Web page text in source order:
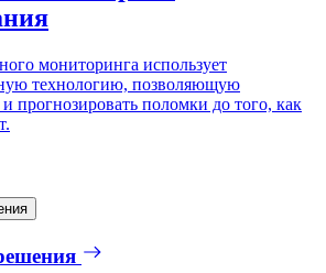
мониторинга использует
технологию, позволяющую
прогнозировать поломки до того, как